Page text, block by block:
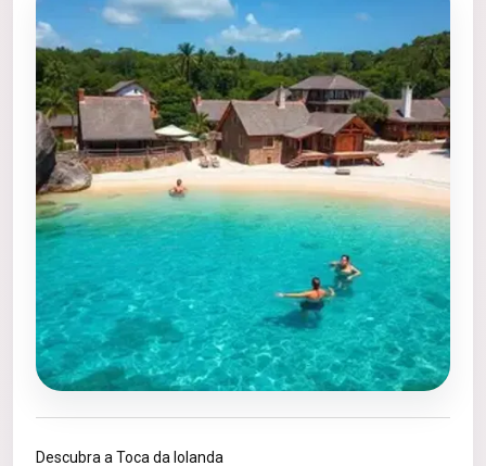
Descubra a Toca da Iolanda